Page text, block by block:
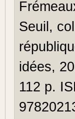
Seuil,
idées,
112 p.